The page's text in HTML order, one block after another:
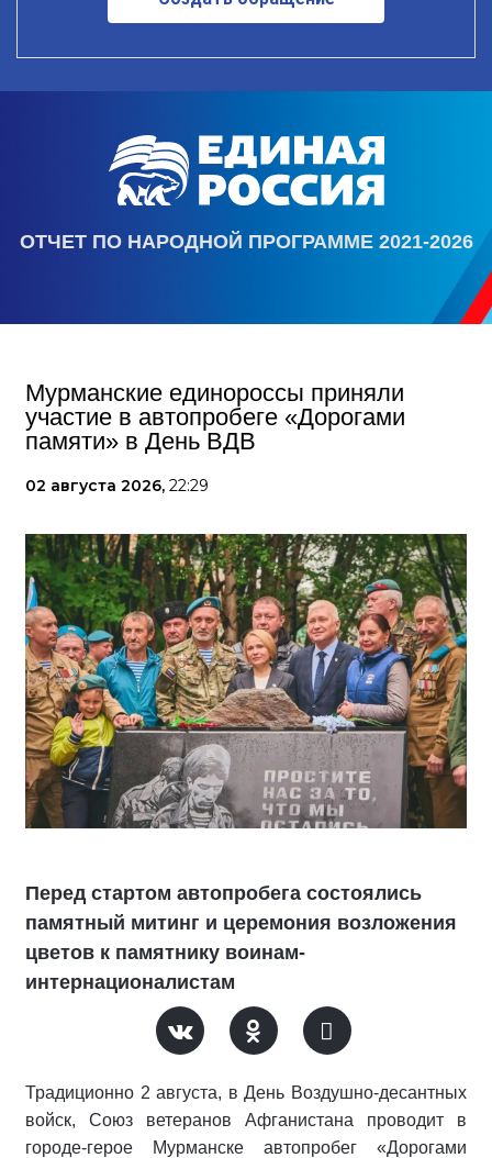
ОТЧЕТ ПО НАРОДНОЙ ПРОГРАММЕ 2021-2026
Мурманские единороссы приняли
участие в автопробеге «Дорогами
памяти» в День ВДВ
02 августа 2026, 22:29
Перед стартом автопробега состоялись
памятный митинг и церемония возложения
цветов к памятнику воинам-
интернационалистам
Традиционно 2 августа, в День Воздушно-десантных
войск, Союз ветеранов Афганистана проводит в
городе-герое Мурманске автопробег «Дорогами